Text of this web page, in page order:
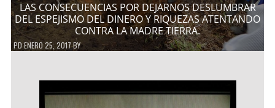
LAS CONSECUENCIAS POR DEJARNOS DESLUMBRAR
DEL ESPEJISMO DEL DINERO Y RIQUEZAS ATENTANDO
CONTRA LA MADRE TIERRA.
PDENERO 25, 2017BY